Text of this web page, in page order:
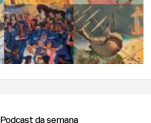
Podcast da semana